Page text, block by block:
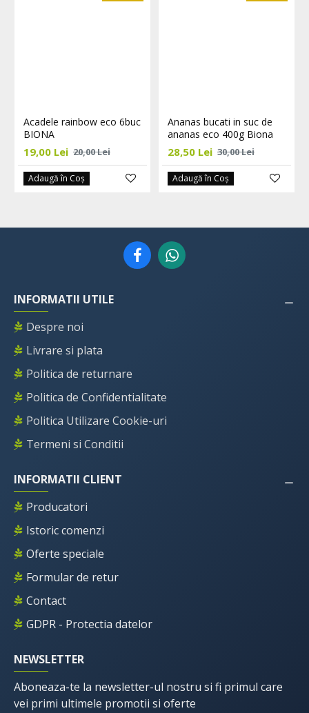
Acadele rainbow eco 6buc
BIONA
19,00 Lei 20,00 Lei
Adaugă în Coş
Ananas bucati in suc de
ananas eco 400g Biona
28,50 Lei 30,00 Lei
Adaugă în Coş
INFORMATII UTILE
Despre noi
Livrare si plata
Politica de returnare
Politica de Confidentialitate
Politica Utilizare Cookie-uri
Termeni si Conditii
INFORMATII CLIENT
Producatori
Istoric comenzi
Oferte speciale
Formular de retur
Contact
GDPR - Protectia datelor
NEWSLETTER
Aboneaza-te la newsletter-ul nostru si fi primul care
vei primi ultimele promotii si oferte